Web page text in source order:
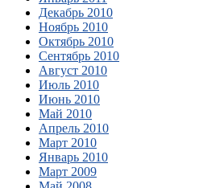
Декабрь 2010
Ноябрь 2010
Октябрь 2010
Сентябрь 2010
Август 2010
Июль 2010
Июнь 2010
Май 2010
Апрель 2010
Март 2010
Январь 2010
Март 2009